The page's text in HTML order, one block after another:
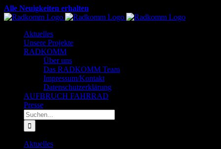
Zum
Inhalt
Alle Neuigkeiten erhalten
Facebook
X
YouTube
Instagram
LinkedIn
Aktuelles
Unsere Projekte
RADKOMM
Über uns
Das RADKOMM Team
Impressum/Kontakt
Datenschutzerklärung
AUFBRUCH FAHRRAD
Presse
Suche
nach:
Aktuelles